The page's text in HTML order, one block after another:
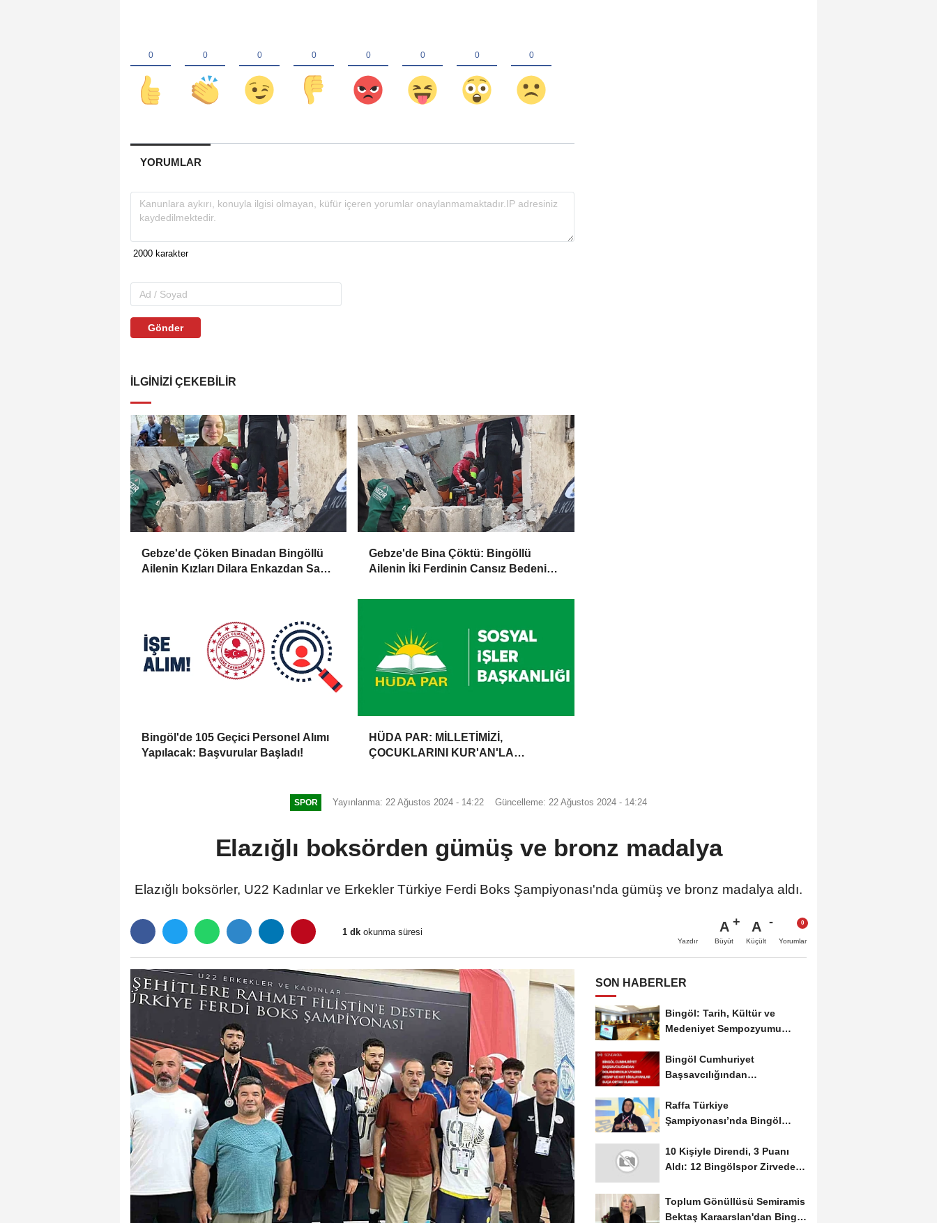
YORUMLAR
Gönder
İLGINIZI ÇEKEBILIR
Gebze'de Çöken Binadan Bingöllü
Ailenin Kızları Dilara Enkazdan Sağ
Gebze'de Bina Çöktü: Bingöllü
Ailenin İki Ferdinin Cansız Bedenine
Bingöl'de 105 Geçici Personel Alımı
Yapılacak: Başvurular Başladı!
HÜDA PAR: MİLLETİMİZİ,
ÇOCUKLARINI KUR'AN'LA
SPOR Yayınlanma: 22 Ağustos 2024 - 14:22 Güncelleme: 22 Ağustos 2024 - 14:24
Elazığlı boksörden gümüş ve bronz madalya
Elazığlı boksörler, U22 Kadınlar ve Erkekler Türkiye Ferdi Boks Şampiyonası'nda gümüş ve bronz madalya aldı.
1 dk okunma süresi
Yazdır
A
Büyüt
A
Küçült Yorumlar
SON HABERLER
Bingöl: Tarih, Kültür ve
Medeniyet Sempozyumu
Bingöl Cumhuriyet
Başsavcılığından
Raffa Türkiye
Şampiyonası’nda Bingöl
10 Kişiyle Direndi, 3 Puanı
Aldı: 12 Bingölspor Zirvedeki
Toplum Gönüllüsü Semiramis
Bektaş Karaarslan'dan Bingöl